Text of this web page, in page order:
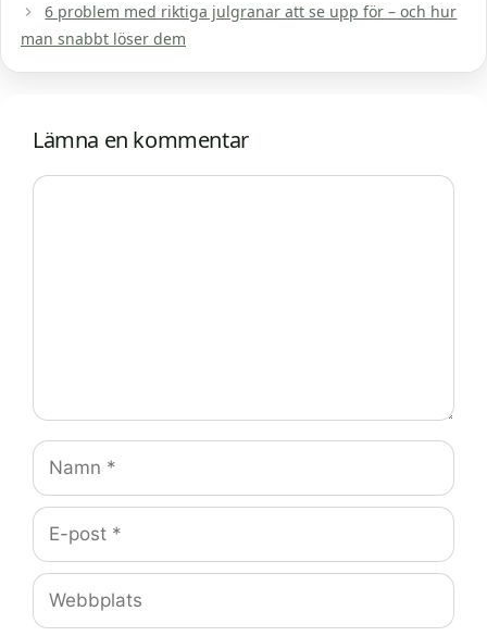
6 problem med riktiga julgranar att se upp för – och hur
man snabbt löser dem
Lämna en kommentar
Kommentar
Namn
E-
post
Webbplats